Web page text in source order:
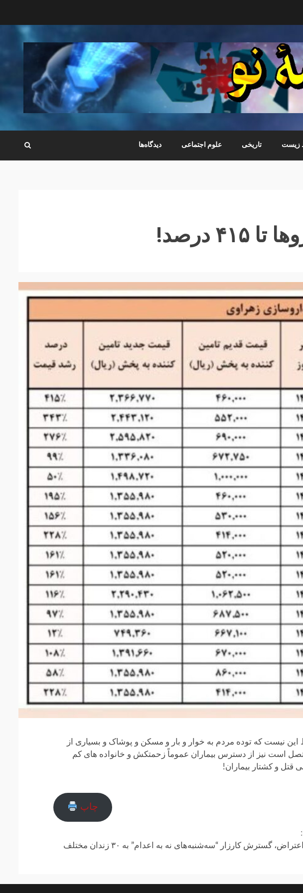
زیست تاریخی علوم اجتماعی دیدگاه‌ها
درصد!
نیست که توده مردم به خوار و بار و مسکن و پوشاک و بسیاری از
است نیز از دسترس بیماران عموماً زحمتکش و خانواده های کم
قتل و کشتار بیماران!
چاپ